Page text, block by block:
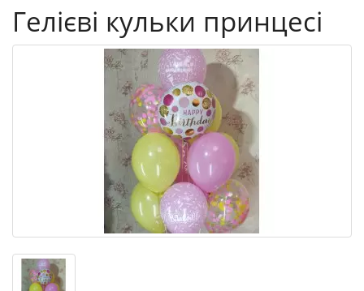
Гелієві кульки принцесі